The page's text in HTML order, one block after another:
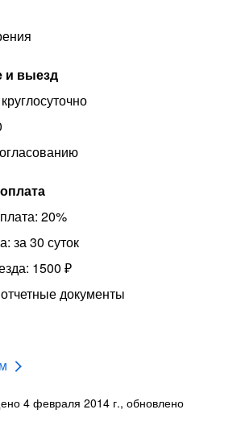
и выезд
20%
за 30 суток
1500 ₽
документы
4 февраля 2014 г., обновлено